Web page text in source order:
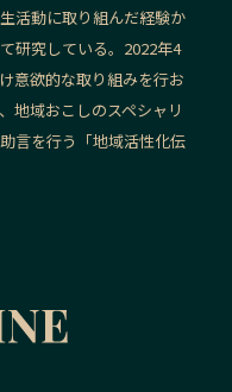
活動に取り組んだ経験か
研究している。2022年4
意欲的な取り組みを行お
地域おこしのスペシャリ
言を行う「地域活性化伝